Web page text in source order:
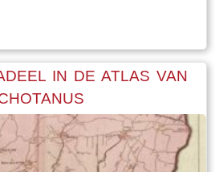
IN DE ATLAS VAN